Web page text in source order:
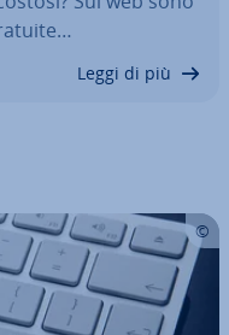
Leggi di più